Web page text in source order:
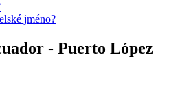
jméno?
- Puerto López